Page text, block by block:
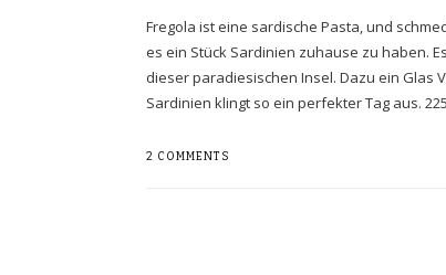
Fregola ist eine sardische Pasta, und
es ein Stück Sardinien zuhause zu haben.
dieser paradiesischen Insel. Dazu ein Glas
Sardinien klingt so ein perfekter Tag aus.
2 COMMENTS